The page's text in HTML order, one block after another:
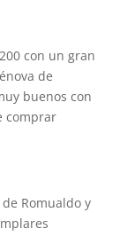
con un gran
de
buenos con
comprar
Romualdo y